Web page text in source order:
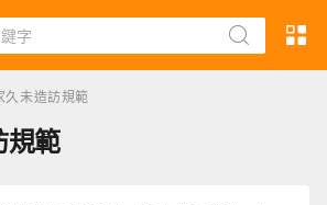
久未造訪規範
規範